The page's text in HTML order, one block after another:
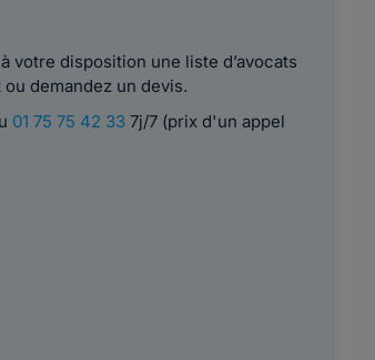
votre disposition une liste d’avocats
demandez un devis.
01 75 75 42 337j/7 (prix d'un appel